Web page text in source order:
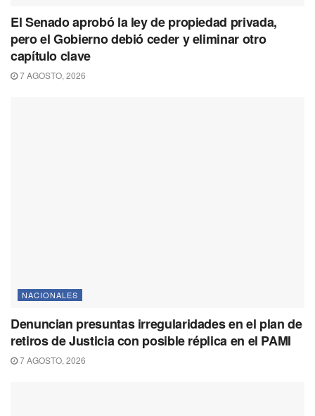
El Senado aprobó la ley de propiedad privada,
pero el Gobierno debió ceder y eliminar otro
capítulo clave
7 AGOSTO, 2026
NACIONALES
Denuncian presuntas irregularidades en el plan de
retiros de Justicia con posible réplica en el PAMI
7 AGOSTO, 2026